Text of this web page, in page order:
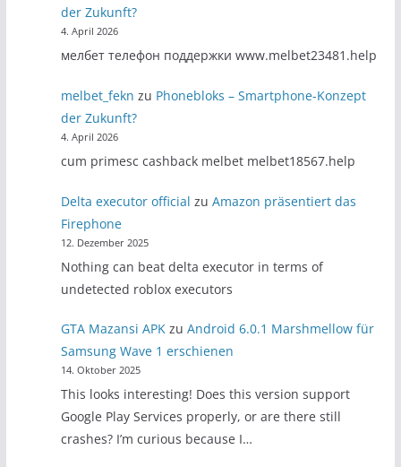
der Zukunft?
4. April 2026
мелбет телефон поддержки www.melbet23481.help
melbet_fekn zu Phonebloks – Smartphone-Konzept
der Zukunft?
4. April 2026
cum primesc cashback melbet melbet18567.help
Delta executor official zuAmazon präsentiert das
Firephone
12. Dezember 2025
Nothing can beat delta executor in terms of
undetected roblox executors
GTA Mazansi APK zuAndroid 6.0.1 Marshmellow für
Samsung Wave 1 erschienen
14. Oktober 2025
This looks interesting! Does this version support
Google Play Services properly, or are there still
crashes? I’m curious because I…